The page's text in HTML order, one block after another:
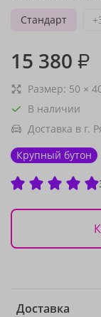
Стандарт
15 380 ₽
Размер: 50 ×
В наличии
Доставка в г.
Крупный бутон
Доставка